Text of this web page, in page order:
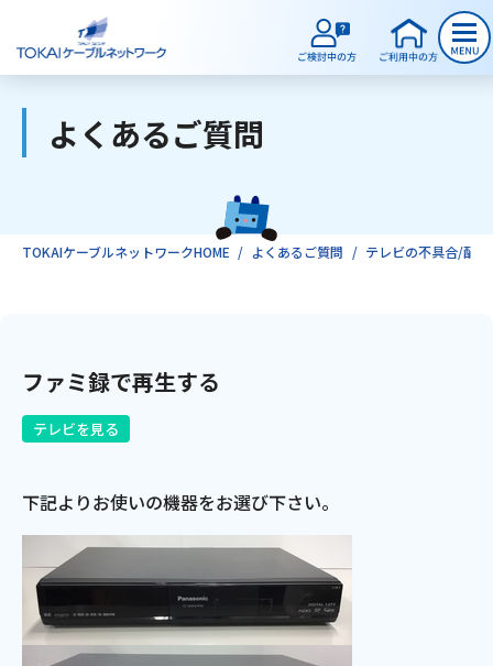
ご検討中のお客様
ご利用中のお客様
インターネット
電話
動画配信
よくあるご質問
TOKAIケーブルネットワークHOME よくあるご質問 テレビの不具合/配
ファミ録で再生する
テレビを見る
下記よりお使いの機器をお選び下さい。